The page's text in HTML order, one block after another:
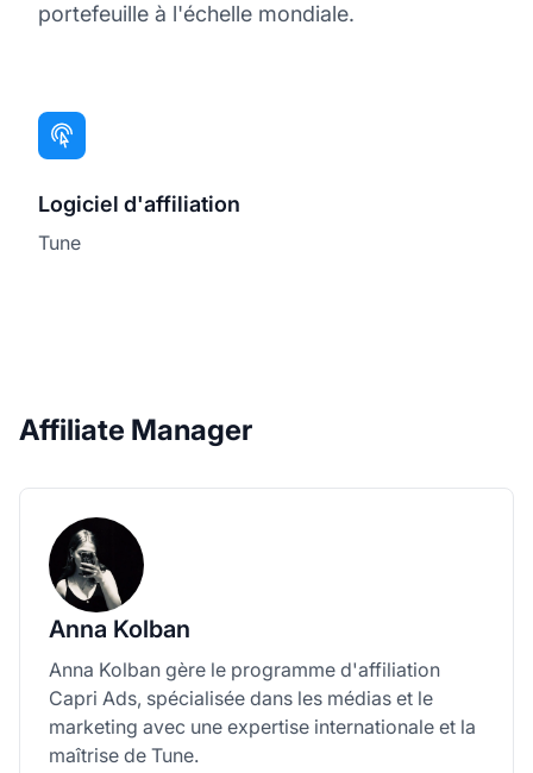
portefeuille à l'échelle mondiale.
Logiciel d'affiliation
Tune
Affiliate Manager
Anna Kolban
Anna Kolban gère le programme d'affiliation
Capri Ads, spécialisée dans les médias et le
marketing avec une expertise internationale et la
maîtrise de Tune.